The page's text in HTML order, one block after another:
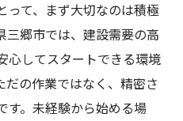
を促す環境とは
の安定性と魅力
指すためのポイント
ら始める鉄筋工の旅
って、まず大切なのは積極
三郷市では、建設需要の高
心してスタートできる環境
の作業ではなく、精密さ
す。未経験から始める場